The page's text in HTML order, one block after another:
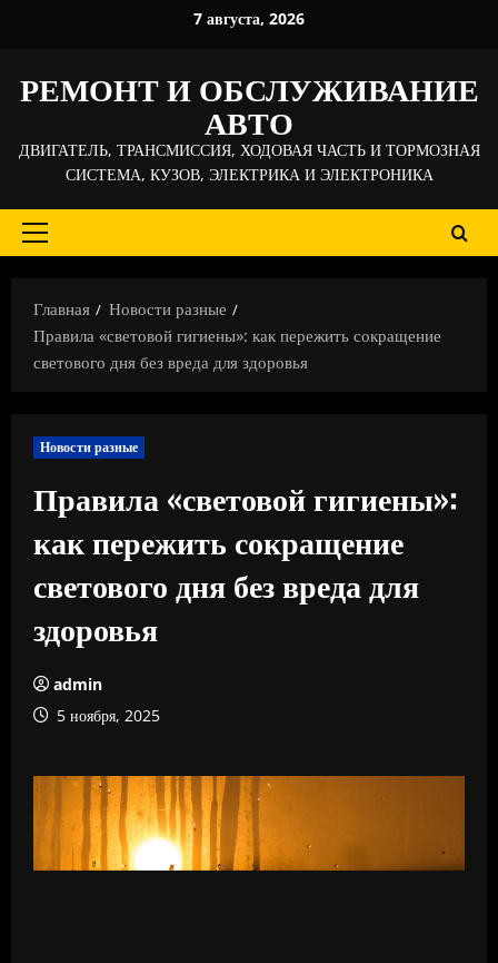
7 августа, 2026
РЕМОНТ И ОБСЛУЖИВАНИЕ
АВТО
ДВИГАТЕЛЬ, ТРАНСМИССИЯ, ХОДОВАЯ ЧАСТЬ И ТОРМОЗНАЯ
СИСТЕМА, КУЗОВ, ЭЛЕКТРИКА И ЭЛЕКТРОНИКА
Основное
Главная
Новости разные
Правила «световой гигиены»: как пережить сокращение
светового дня без вреда для здоровья
Новости разные
Правила «световой гигиены»:
как пережить сокращение
светового дня без вреда для
здоровья
admin
5 ноября, 2025